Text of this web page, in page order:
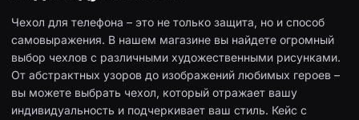
Чехол для телефона – это не только защита, но и способ
самовыражения. В нашем магазине вы найдете огромный
выбор чехлов с различными художественными рисунками.
От абстрактных узоров до изображений любимых героев –
вы можете выбрать чехол, который отражает вашу
индивидуальность и подчеркивает ваш стиль. Кейс с